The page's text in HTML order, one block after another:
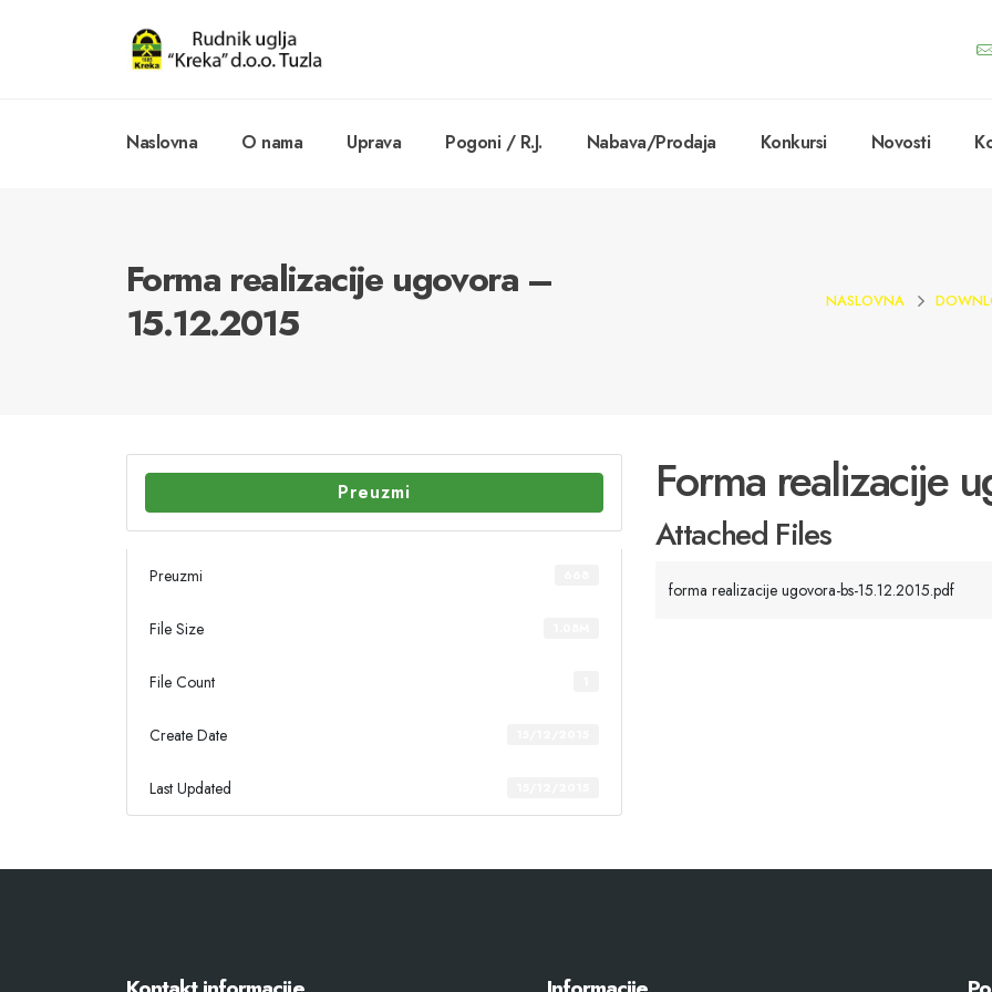
Naslovna O nama Uprava Pogoni / R.J. Nabava/Prodaja Konkursi Novosti
Forma realizacije ugovora –
15.12.2015
NASLOVNA
Preuzmi
Preuzmi
File Size
File Count
Create Date
Last Updated
Forma realizacije
Attached Files
forma realizacije ugovora-bs-15.12.2015.pdf